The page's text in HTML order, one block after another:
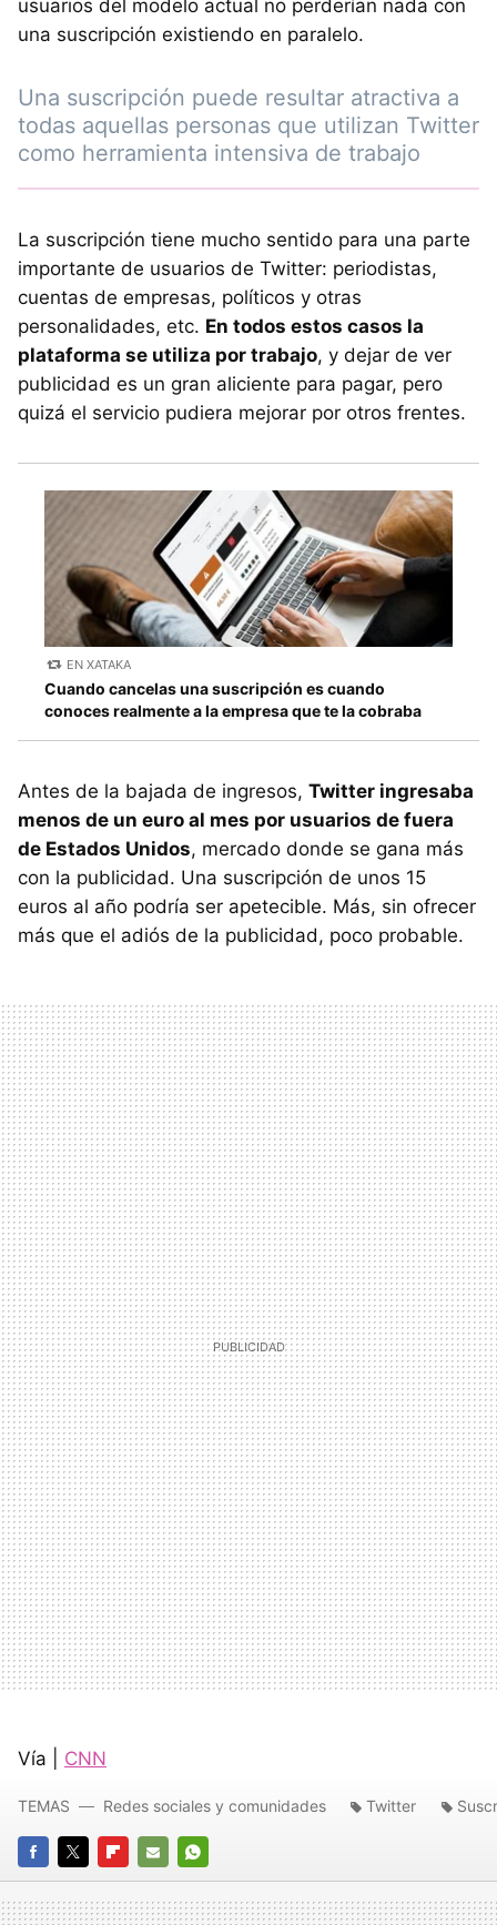
usuarios del modelo actual no perderían nada con
una suscripción existiendo en paralelo.
Una suscripción puede resultar atractiva a
todas aquellas personas que utilizan Twitter
como herramienta intensiva de trabajo
La suscripción tiene mucho sentido para una parte
importante de usuarios de Twitter: periodistas,
cuentas de empresas, políticos y otras
personalidades, etc. En todos estos casos la
plataforma se utiliza por trabajo, y dejar de ver
publicidad es un gran aliciente para pagar, pero
quizá el servicio pudiera mejorar por otros frentes.
EN XATAKA
Cuando cancelas una suscripción es cuando
conoces realmente a la empresa que te la cobraba
Antes de la bajada de ingresos, Twitter ingresaba
menos de un euro al mes por usuarios de fuera
de Estados Unidos, mercado donde se gana más
con la publicidad. Una suscripción de unos 15
euros al año podría ser apetecible. Más, sin ofrecer
más que el adiós de la publicidad, poco probable.
Vía | CNN
FACEBOOK
TWITTERFLIPBOARD
E-
MAIL
WHATSAPP
TEMAS Redes sociales y comunidades Twitter